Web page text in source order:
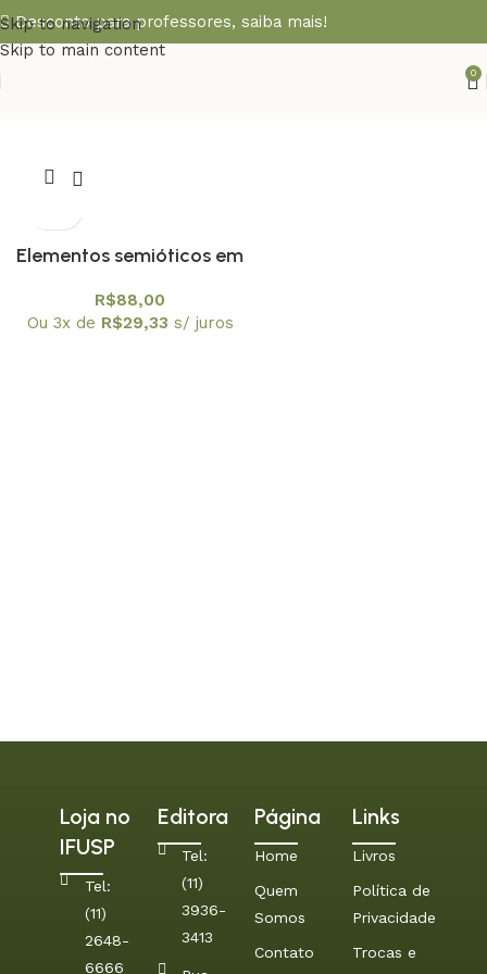
Skip to navigation
Skip to main content
Desconto para professores, saiba mais!
0
Elementos semióticos em
modelagem matemática
R$88,00
Ou 3x de R$29,33 s/ juros
Loja no
IFUSP
Tel:
(11)
2648-
6666
Editora
Tel:
(11)
3936-
3413
Página
Home
Quem
Somos
Contato
Links
Livros
Política de
Privacidade
Trocas e